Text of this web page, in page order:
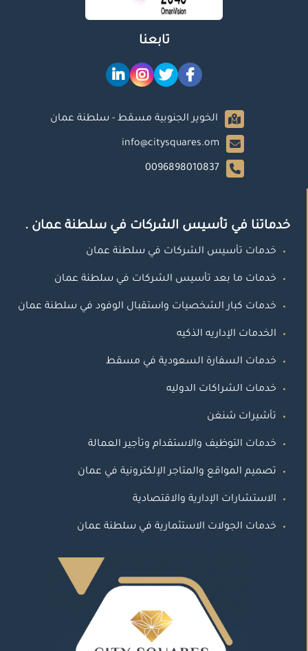
تابعنا
الخوير الجنوبية مسقط - سلطنة عمان
info@citysquares.om
0096898010837
خدماتنا في تأسيس الشركات في سلطنة عمان .
خدمات تأسيس الشركات في سلطنة عمان
خدمات ما بعد تأسيس الشركات في سلطنة عمان
خدمات كبار الشخصيات واستقبال الوفود في سلطنة عمان
الخدمات الإداريه الذكيه
خدمات السفارة السعودية في مسقط
خدمات الشراكات الدوليه
تأشيرات شنغن
خدمات التوظيف والاستقدام وتأجير العمالة
تصميم المواقع والمتاجر الإلكترونية في عمان
الاستشارات الإدارية والاقتصادية
خدمات الجولات الاستثمارية في سلطنة عمان